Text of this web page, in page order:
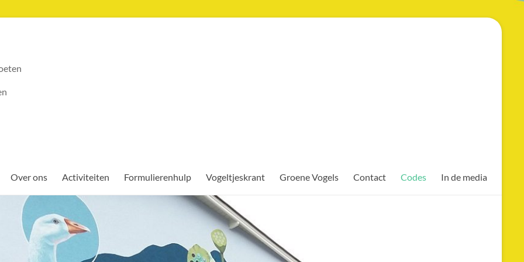
Over ons Activiteiten Formulierenhulp Vogeltjeskrant Groene Vogels Contact Codes In de media